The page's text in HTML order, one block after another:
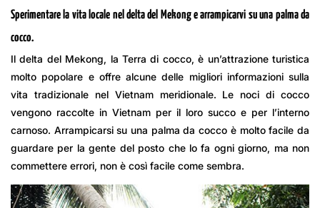
Sperimentare la vita locale nel delta del Mekong e arrampicarvi su una palma da
cocco.
Il delta del Mekong, la Terra di cocco, è un’attrazione turistica
molto popolare e offre alcune delle migliori informazioni sulla
vita tradizionale nel Vietnam meridionale. Le noci di cocco
vengono raccolte in Vietnam per il loro succo e per l’interno
carnoso. Arrampicarsi su una palma da cocco è molto facile da
guardare per la gente del posto che lo fa ogni giorno, ma non
commettere errori, non è così facile come sembra.